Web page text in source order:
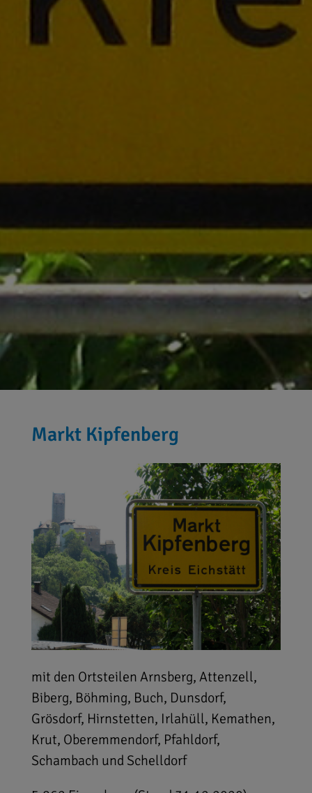
Markt Kipfenberg
mit den Ortsteilen Arnsberg, Attenzell,
Biberg, Böhming, Buch, Dunsdorf,
Grösdorf, Hirnstetten, Irlahüll, Kemathen,
Krut, Oberemmendorf, Pfahldorf,
Schambach und Schelldorf